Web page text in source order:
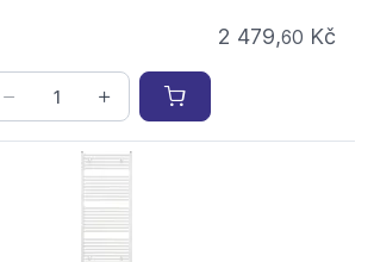
2 479,60 Kč